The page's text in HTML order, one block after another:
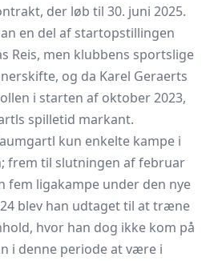
der løb til 30. juni 2025.
en del af startopstillingen
Reis, men klubbens sportslige
og da Karel Geraerts
i starten af oktober 2023,
spilletid markant.
kun enkelte kampe i
frem til slutningen af februar
fem ligakampe under den nye
blev han udtaget til at træne
hvor han dog ikke kom på
i denne periode at være i